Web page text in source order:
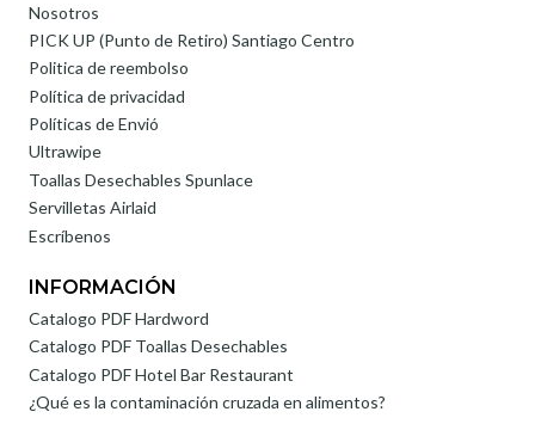
Nosotros
PICK UP (Punto de Retiro) Santiago Centro
Politica de reembolso
Política de privacidad
Políticas de Envió
Ultrawipe
Toallas Desechables Spunlace
Servilletas Airlaid
Escríbenos
INFORMACIÓN
Catalogo PDF Hardword
Catalogo PDF Toallas Desechables
Catalogo PDF Hotel Bar Restaurant
¿Qué es la contaminación cruzada en alimentos?